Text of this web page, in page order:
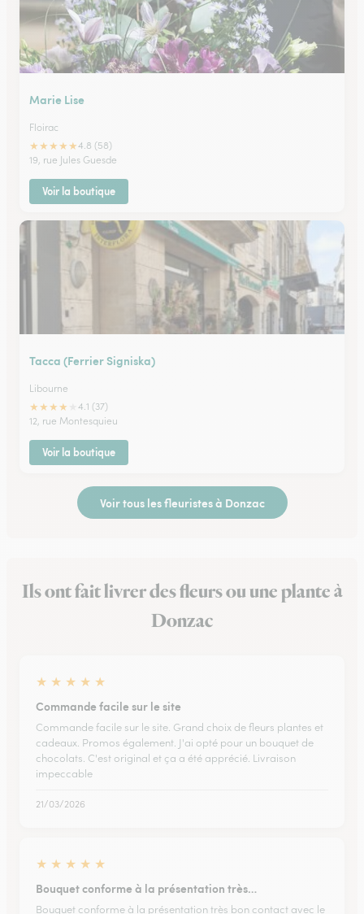
Marie Lise
Floirac
★★★★★4.8 (58)
19, rue Jules Guesde
Voir la boutique
Tacca (Ferrier Signiska)
Libourne
★★★★
4.1 (37)
12, rue Montesquieu
Voir la boutique
Voir tous les fleuristes à Donzac
Ils ont fait livrer des fleurs ou une plante à
Donzac
★ ★ ★ ★ ★
Commande facile sur le site
Commande facile sur le site. Grand choix de fleurs plantes et
cadeaux. Promos également. J'ai opté pour un bouquet de
chocolats. C'est original et ça a été apprécié. Livraison
impeccable
21/03/2026
★ ★ ★ ★ ★
Bouquet conforme à la présentation très…
Bouquet conforme à la présentation très bon contact avec le